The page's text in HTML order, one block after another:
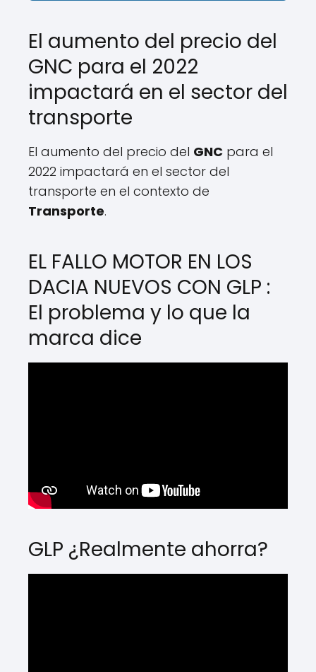
El aumento del precio del
GNC para el 2022
impactará en el sector del
transporte
El aumento del precio del GNC para el
2022 impactará en el sector del
transporte en el contexto de
Transporte.
EL FALLO MOTOR EN LOS
DACIA NUEVOS CON GLP :
El problema y lo que la
marca dice
GLP ¿Realmente ahorra?